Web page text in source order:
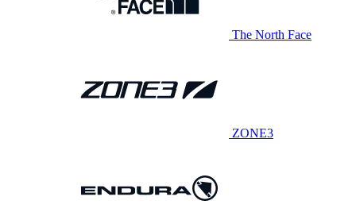
The North Face
ZONE3